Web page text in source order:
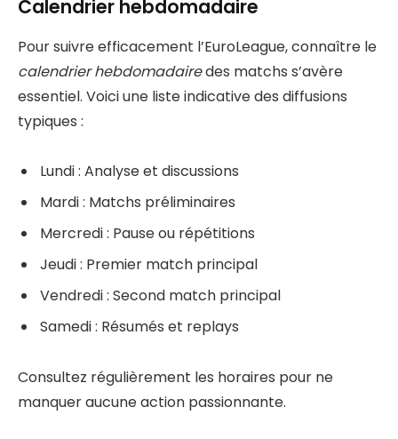
Calendrier hebdomadaire
Pour suivre efficacement l’EuroLeague, connaître le
calendrier hebdomadairedes matchs s’avère
essentiel. Voici une liste indicative des diffusions
typiques :
Lundi : Analyse et discussions
Mardi : Matchs préliminaires
Mercredi : Pause ou répétitions
Jeudi : Premier match principal
Vendredi : Second match principal
Samedi : Résumés et replays
Consultez régulièrement les horaires pour ne
manquer aucune action passionnante.